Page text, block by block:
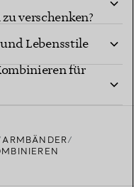
verschenken?
für
Lebensstile
für
ARMBÄNDER